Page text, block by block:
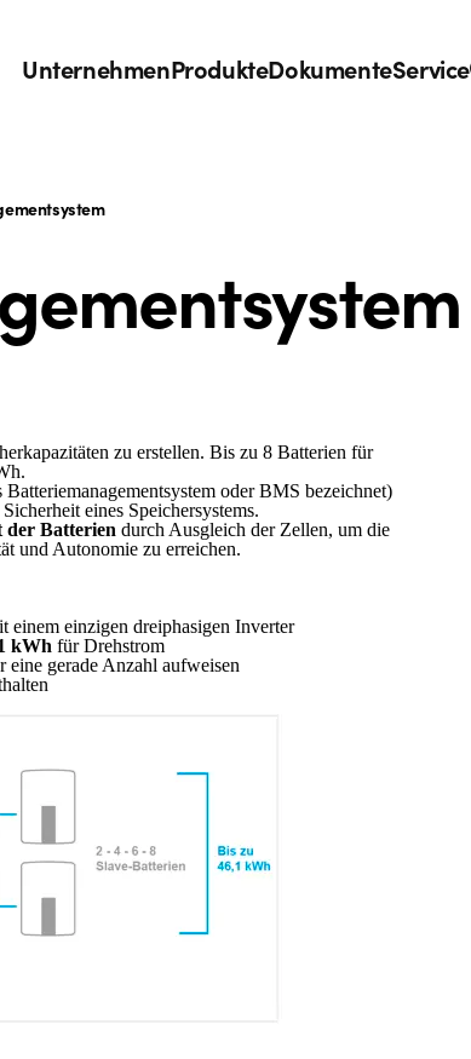
UnternehmenProdukteDokumenteService
zu erstellen. Bis zu 8 Batterien für
Batteriemanagementsystem oder BMS bezeichnet)
eines Speichersystems.
der Batterien durch Ausgleich der Zellen, um die
und Autonomie zu erreichen.
einzigen dreiphasigen Inverter
kWh für Drehstrom
gerade Anzahl aufweisen